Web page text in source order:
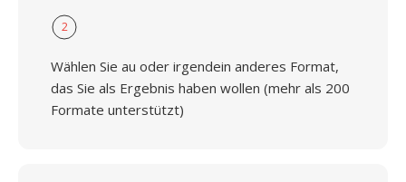
2
Wählen Sie au oder irgendein anderes Format,
das Sie als Ergebnis haben wollen (mehr als 200
Formate unterstützt)